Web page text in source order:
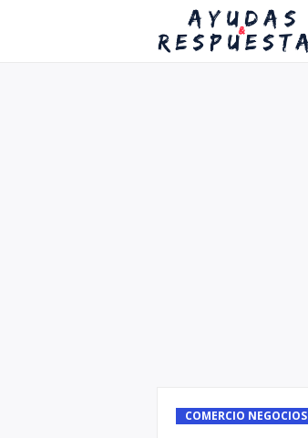
COMERCIO NEGOCIOS